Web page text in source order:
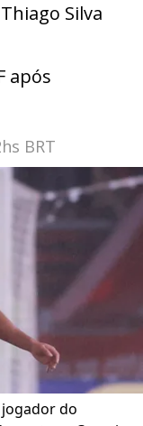
Silva
após
BRT
do